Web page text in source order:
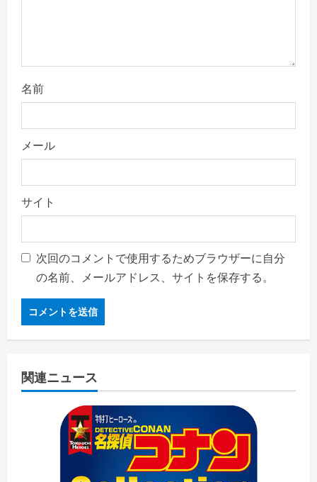
名前
メール
サイト
次回のコメントで使用するためブラウザーに自分
の名前、メールアドレス、サイトを保存する。
関連ニュース